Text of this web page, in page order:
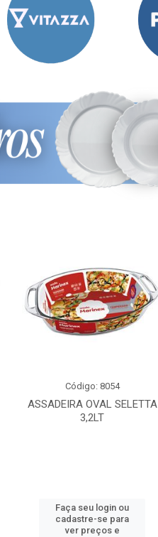
ASSADEIRA OVAL SELETTA
3,2LT
Código: 8054
Faça seu login ou
cadastre-se para
ver preços e